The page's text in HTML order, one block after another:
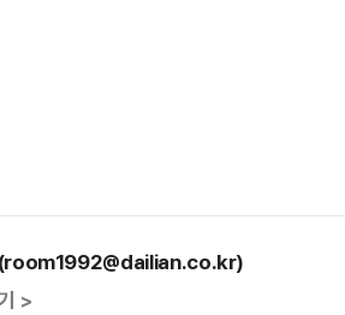
(room1992@dailian.co.kr)
>